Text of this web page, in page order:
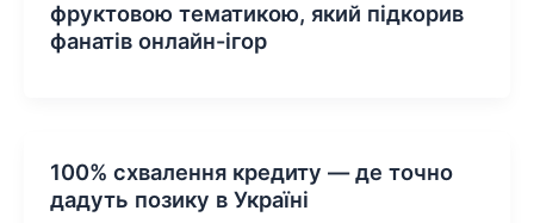
фруктовою тематикою, який підкорив
фанатів онлайн-ігор
100% схвалення кредиту — де точно
дадуть позику в Україні